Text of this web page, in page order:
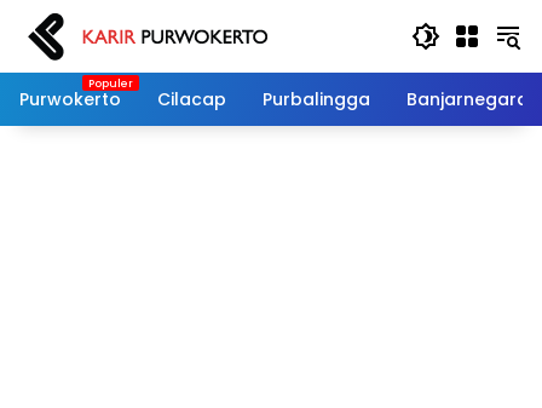
Langsung
konten
Purwokerto
Cilacap Purbalingga Banjarnegara